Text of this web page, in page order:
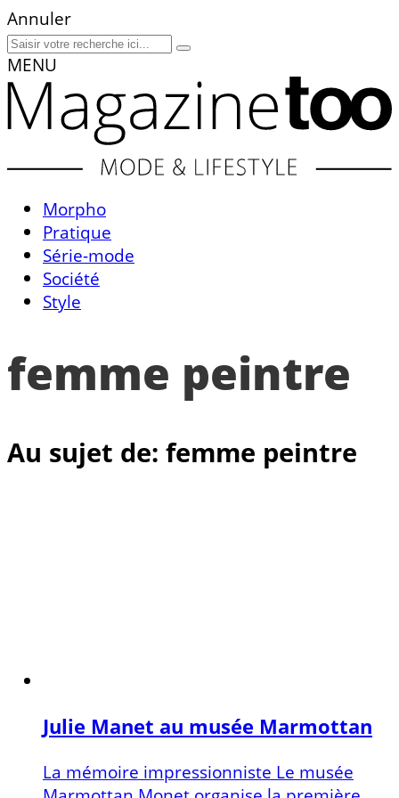
Annuler
MENU
Morpho
Pratique
Série-mode
Société
Style
femme peintre
Au sujet de: femme peintre
Julie Manet au musée Marmottan
La mémoire impressionniste Le musée